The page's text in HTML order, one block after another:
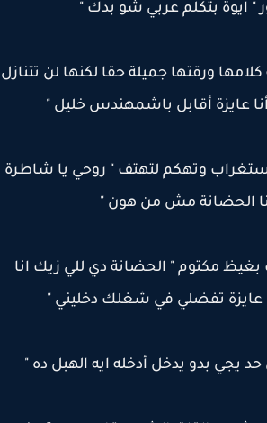
" ايوة بتكلم عربي شو بدك "
ورقتها جميلة حقا لكنها لن تتنازل
عايزة أقابل باشمهندس خليل "
وتهكم لتهتف " روحي يا شاطرة
الحضانة مش من هون "
مكتوم " الحضانة دي للي زيك انا
تفضلي في شغلك دخليني "
يجي بدو يدخل أدخله ايه الهبل ده "